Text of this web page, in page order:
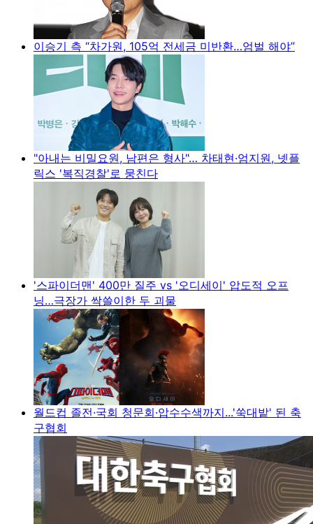
이승기 측 “차가원, 105억 전세금 미반환…엄벌 해야”
"아내는 비밀요원, 남편은 형사"… 차태현·엄지원, 넷플
릭스 '복직경찰'로 뭉친다
'스파이더맨' 400만 질주 vs '오디세이' 압도적 오프
닝…극장가 싹쓸이한 두 괴물
월드컵 졸전·국회 청문회·압수수색까지...'쑥대밭' 된 축
구협회